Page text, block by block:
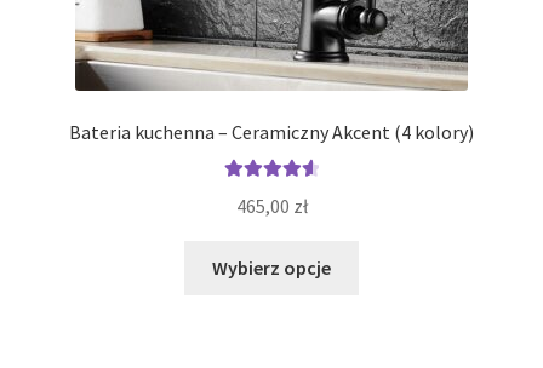
Bateria kuchenna – Ceramiczny Akcent (4 kolory)
4.67na 5
465,00 zł
Wybierz opcje